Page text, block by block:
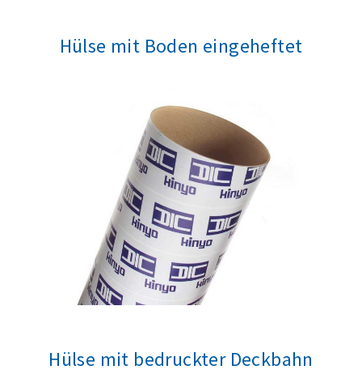
Hülse mit Boden eingeheftet
Hülse mit bedruckter Deckbahn